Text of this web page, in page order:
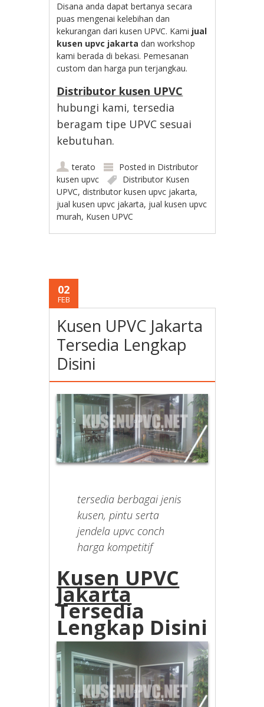
Disana anda dapat bertanya secara
puas mengenai kelebihan dan
kekurangan dari kusen UPVC. Kami jual
kusen upvc jakarta dan workshop
kami berada di bekasi. Pemesanan
custom dan harga pun terjangkau.
Distributor kusen UPVC
hubungi kami, tersedia
beragam tipe UPVC sesuai
kebutuhan.
terato Posted in Distributor
kusen upvc
Distributor Kusen
UPVC,distributor kusen upvc jakarta,
jual kusen upvc jakarta, jual kusen upvc
murah, Kusen UPVC
02
FEB
Kusen UPVC Jakarta
Tersedia Lengkap
Disini
tersedia berbagai jenis
kusen, pintu serta
jendela upvc conch
harga kompetitif
Kusen UPVC
Jakarta
Tersedia
Lengkap Disini